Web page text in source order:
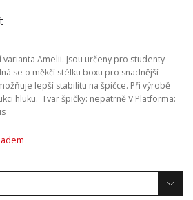
Amelii. Jsou určeny pro studenty -
se o měkčí stélku boxu pro snadnější
lepší stabilitu na špičce. Při výrobě
hluku. Tvar špičky: nepatrně V Platforma: